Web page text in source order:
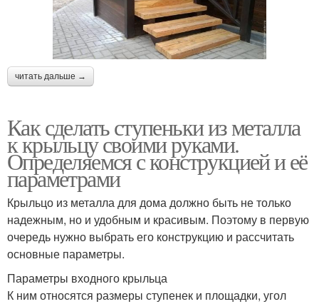
читать дальше →
Как сделать ступеньки из металла
к крыльцу своими руками.
Определяемся с конструкцией и её
параметрами
Крыльцо из металла для дома должно быть не только
надежным, но и удобным и красивым. Поэтому в первую
очередь нужно выбрать его конструкцию и рассчитать
основные параметры.
Параметры входного крыльца
К ним относятся размеры ступенек и площадки, угол